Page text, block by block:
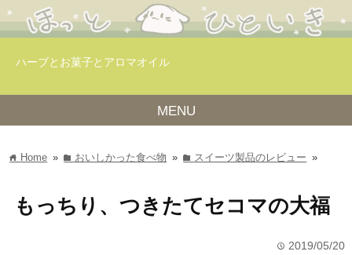
ハーブとお菓子とアロマオイル
MENU
home Home » folder おいしかった食べ物 » folder スイーツ製品のレビュー »
もっちり、つきたてセコマの大福
time 2019/05/20